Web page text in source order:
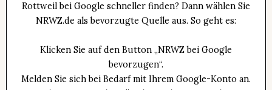
Rottweil bei Google schneller finden? Dann wählen Sie
NRWZ.de als bevorzugte Quelle aus. So geht es:
Klicken Sie auf den Button „NRWZ bei Google
bevorzugen“.
Melden Sie sich bei Bedarf mit Ihrem Google-Konto an.